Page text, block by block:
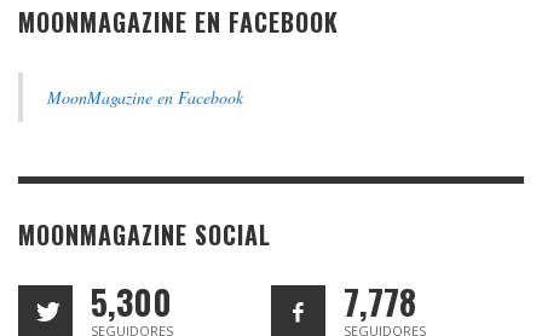
MOONMAGAZINE EN FACEBOOK
MoonMagazine en Facebook
MOONMAGAZINE SOCIAL
5,300
SEGUIDORES
7,778
SEGUIDORES